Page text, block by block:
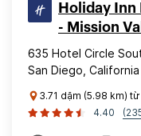
Holiday Inn
- Mission
635 Hotel Circle
San Diego,
3.71 dặm (5.98 km)
4.40